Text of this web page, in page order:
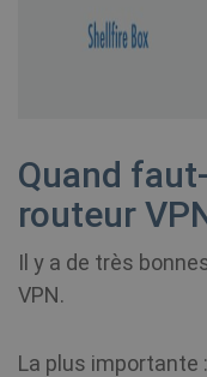
Quand
routeur
Il y a de très
VPN.
La plus importante